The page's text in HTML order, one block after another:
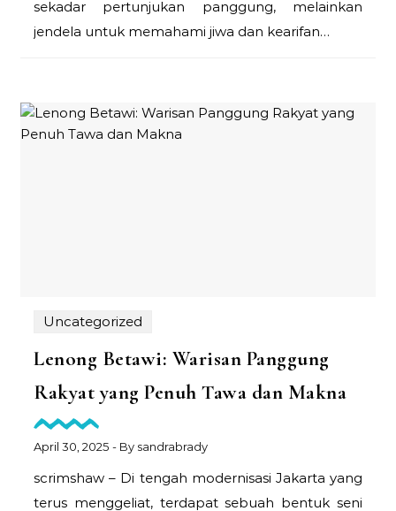
sekadar pertunjukan panggung, melainkan
jendela untuk memahami jiwa dan kearifan…
Uncategorized
Lenong Betawi: Warisan Panggung
Rakyat yang Penuh Tawa dan Makna
April 30, 2025 - By sandrabrady
scrimshaw – Di tengah modernisasi Jakarta yang
terus menggeliat, terdapat sebuah bentuk seni